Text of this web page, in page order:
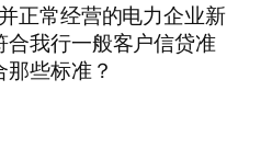
正常经营的电力企业新
我行一般客户信贷准
些标准？